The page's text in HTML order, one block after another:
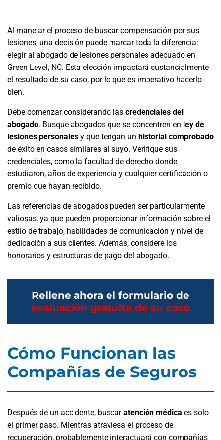
Al manejar el proceso de buscar compensación por sus
lesiones, una decisión puede marcar toda la diferencia:
elegir al abogado de lesiones personales adecuado en
Green Level, NC. Esta elección impactará sustancialmente
el resultado de su caso, por lo que es imperativo hacerlo
bien.
Debe comenzar considerando las credenciales del
abogado. Busque abogados que se concentren en ley de
lesiones personales y que tengan un historial comprobado
de éxito en casos similares al suyo. Verifique sus
credenciales, como la facultad de derecho donde
estudiaron, años de experiencia y cualquier certificación o
premio que hayan recibido.
Las referencias de abogados pueden ser particularmente
valiosas, ya que pueden proporcionar información sobre el
estilo de trabajo, habilidades de comunicación y nivel de
dedicación a sus clientes. Además, considere los
honorarios y estructuras de pago del abogado.
Rellene ahora el formulario de
evaluación gratuita de su caso
Cómo Funcionan las
Compañías de Seguros
Después de un accidente, buscaratención médica es solo
el primer paso. Mientras atraviesa el proceso de
recuperación, probablemente interactuará con compañías